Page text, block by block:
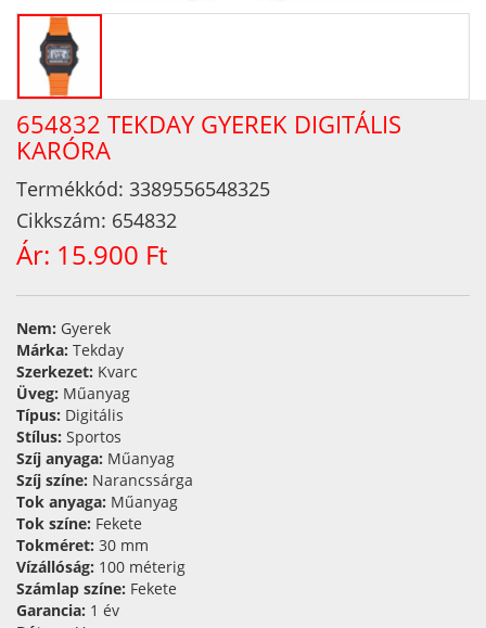
654832 TEKDAY GYEREK DIGITÁLIS
KARÓRA
Termékkód: 3389556548325
Cikkszám: 654832
Ár: 15.900 Ft
Nem: Gyerek
Márka: Tekday
Szerkezet: Kvarc
Üveg: Műanyag
Típus: Digitális
Stílus: Sportos
Szíj anyaga: Műanyag
Szíj színe: Narancssárga
Tok anyaga: Műanyag
Tok színe: Fekete
Tokméret: 30 mm
Vízállóság: 100 méterig
Számlap színe: Fekete
Garancia: 1 év